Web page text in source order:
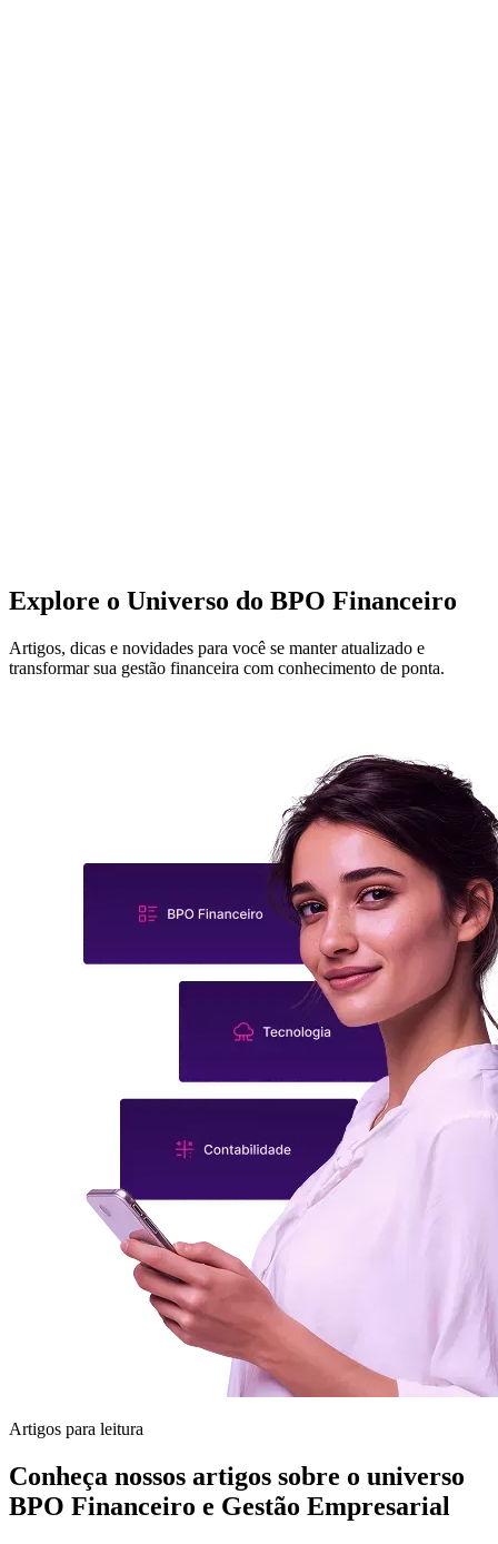
Explore o Universo do BPO Financeiro
Artigos, dicas e novidades para você se manter atualizado e
transformar sua gestão financeira com conhecimento de ponta.
Artigos para leitura
Conheça nossos artigos sobre o universo
BPO Financeiro e Gestão Empresarial